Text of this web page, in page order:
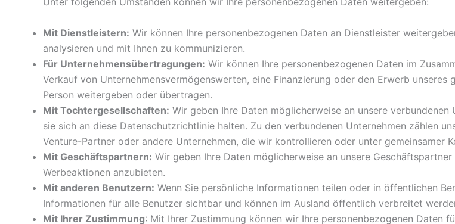
Mit Dienstleistern: Wir können Ihre personenbezogenen Daten an Dienstleister
analysieren und mit Ihnen zu kommunizieren.
Für Unternehmensübertragungen: Wir können Ihre personenbezogenen Daten im
Verkauf von Unternehmensvermögenswerten, eine Finanzierung oder den Erwerb
Person weitergeben oder übertragen.
Mit Tochtergesellschaften: Wir geben Ihre Daten möglicherweise an unsere
sie sich an diese Datenschutzrichtlinie halten. Zu den verbundenen Unternehmen zählen
Venture-Partner oder andere Unternehmen, die wir kontrollieren oder unter gemeinsamer
Mit Geschäftspartnern: Wir geben Ihre Daten möglicherweise an unsere
Werbeaktionen anzubieten.
Mit anderen Benutzern: Wenn Sie persönliche Informationen teilen oder in öffentlichen
Informationen für alle Benutzer sichtbar und können im Ausland öffentlich verbreitet
Mit Ihrer Zustimmung: Mit Ihrer Zustimmung können wir Ihre personenbezogenen Daten